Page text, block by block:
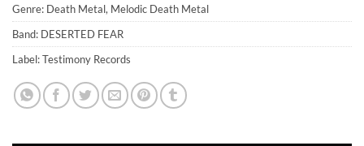
Genre: Death Metal, Melodic Death Metal
Band: DESERTED FEAR
Label: Testimony Records